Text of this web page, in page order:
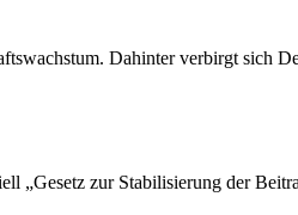
Dahinter verbirgt
„Gesetz zur Stabilisierung der